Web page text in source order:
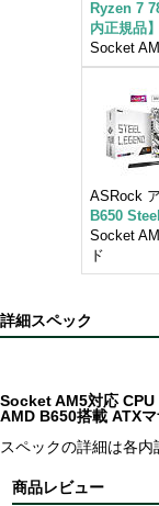
Ryzen 7
内正規品
Socket
ASRock
B650
Socket
ド
詳細スペック
Socket AM5対応
AMD B650搭載 ATX
スペックの詳細は各
商品レビュー